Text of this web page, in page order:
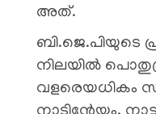
അത്.
ബി.ജെ.പിയുടെ
നിലയിൽ
വളരെയധികം